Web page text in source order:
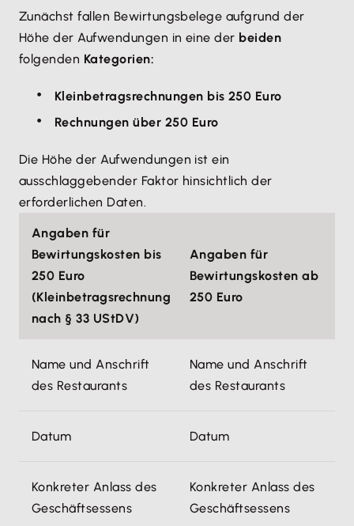
Zunächst fallen Bewirtungsbelege aufgrund der
Höhe der Aufwendungen in eine der beiden
folgenden Kategorien:
Kleinbetragsrechnungen bis 250 Euro
Rechnungen über 250 Euro
Die Höhe der Aufwendungen ist ein
ausschlaggebender Faktor hinsichtlich der
erforderlichen Daten.
Angaben für
Bewirtungskosten bis
250 Euro
(Kleinbetragsrechnung
nach § 33 UStDV)
Angaben für
Bewirtungskosten ab
250 Euro
Name und Anschrift
des Restaurants
Name und Anschrift
des Restaurants
Datum Datum
Konkreter Anlass des
Geschäftsessens
Konkreter Anlass des
Geschäftsessens